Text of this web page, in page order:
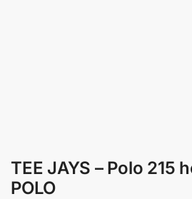
TEE JAYS – Polo 215
POLO